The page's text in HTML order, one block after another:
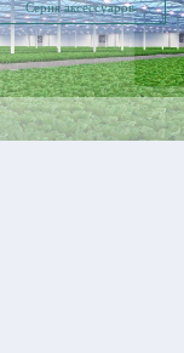
Серия аксессуаров